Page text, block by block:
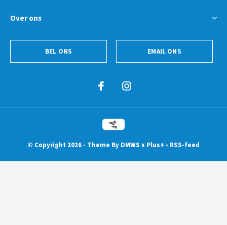
Over ons
BEL ONS EMAIL ONS
© Copyright 2026 - Theme By DMWS x Plus+ - RSS-feed